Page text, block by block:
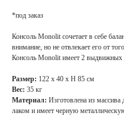
*под заказ
Консоль Monolit сочетает в себе
внимание, но не отвлекает его от
Консоль Monolit имеет 2 выдвижных
Размер: 122 х 40 х Н 85 см
Вес: 35 кг
Материал: Изготовлена из массива
лаком и имеет черную